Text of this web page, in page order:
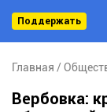
Поддержать
Главная
Вербовка: